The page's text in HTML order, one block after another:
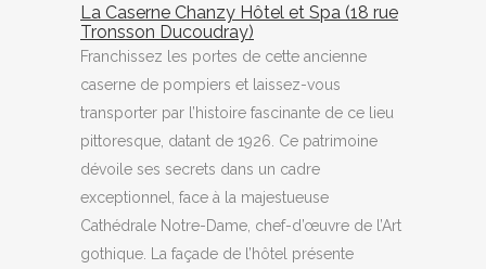
La Caserne Chanzy Hôtel et Spa (18 rue
Tronsson Ducoudray)
Franchissez les portes de cette ancienne
caserne de pompiers et laissez-vous
transporter par l’histoire fascinante de ce lieu
pittoresque, datant de 1926. Ce patrimoine
dévoile ses secrets dans un cadre
exceptionnel, face à la majestueuse
Cathédrale Notre-Dame, chef-d’œuvre de l’Art
gothique. La façade de l’hôtel présente